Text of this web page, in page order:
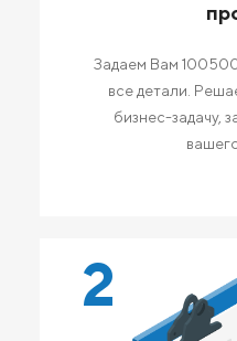
Задаем Вам
все детали.
бизнес-задачу,
2